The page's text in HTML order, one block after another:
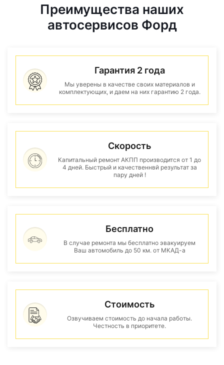
Преимущества наших
автосервисов Форд
Гарантия 2 года
Мы уверены в качестве своих материалов и
комплектующих, и даем на них гарантию 2 года.
Скорость
Капитальный ремонт АКПП производится от 1 до
4 дней. Быстрый и качественнвй результат за
пару дней !
Бесплатно
В случае ремонта мы бесплатно эвакуируем
Ваш автомобиль до 50 км. от МКАД-а
Стоимость
Озвучиваем стоимость до начала работы.
Честность в приоритете.